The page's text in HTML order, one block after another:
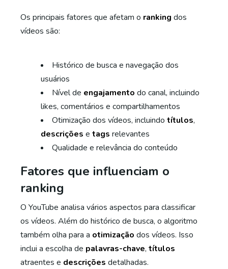
Os principais fatores que afetam o ranking dos
vídeos são:
Histórico de busca e navegação dos
usuários
Nível de engajamento do canal, incluindo
likes, comentários e compartilhamentos
Otimização dos vídeos, incluindo títulos,
descrições e tags relevantes
Qualidade e relevância do conteúdo
Fatores que influenciam o
ranking
O YouTube analisa vários aspectos para classificar
os vídeos. Além do histórico de busca, o algoritmo
também olha para a otimização dos vídeos. Isso
inclui a escolha de palavras-chave, títulos
atraentes e descrições detalhadas.